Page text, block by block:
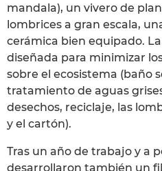
mandala), un vivero de
lombrices a gran escala,
cerámica bien equipado.
diseñada para minimizar
sobre el ecosistema (baño
tratamiento de aguas
desechos, reciclaje, las
y el cartón).
Tras un año de trabajo y a
desarrollaron también un